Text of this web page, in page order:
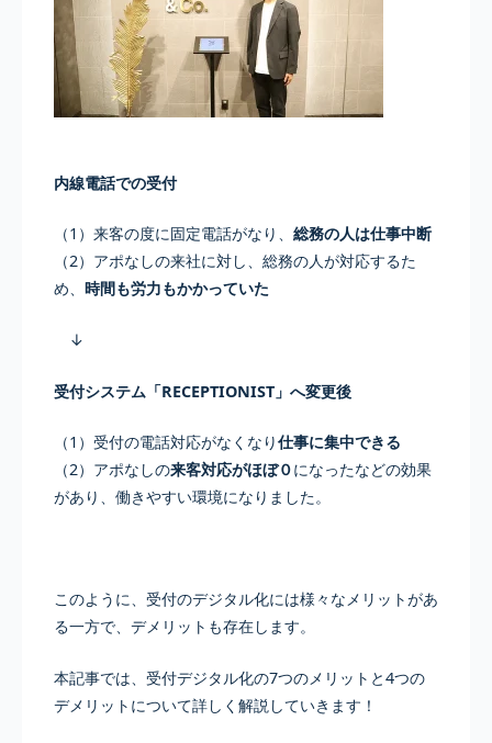
内線電話での受付
（1）来客の度に固定電話がなり、 総務の人は仕事中断
（2）アポなしの来社に対し、総務の人が対応するた
め、 時間も労力もかかっていた
↓
受付システム「RECEPTIONIST」へ変更後
（1）受付の電話対応がなくなり仕事に集中できる
（2）アポなしの来客対応がほぼ０になったなどの効果
があり、働きやすい環境になりました。
このように、受付のデジタル化には様々なメリットがあ
る一方で、デメリットも存在します。
本記事では、受付デジタル化の7つのメリットと4つの
デメリットについて詳しく解説していきます！